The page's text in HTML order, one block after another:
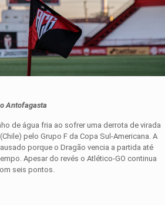
Antofagasta
de água fria ao sofrer uma derrota de virada
pelo Grupo F da Copa Sul-Americana. A
porque o Dragão vencia a partida até
Apesar do revés o Atlético-GO continua
seis pontos.